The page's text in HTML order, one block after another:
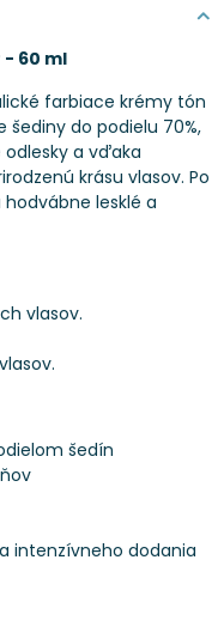
- 60 ml
farbiace krémy tón
šediny do podielu 70%,
a vďaka
krásu vlasov. Po
lesklé a
vlasov.
šedín
intenzívneho dodania